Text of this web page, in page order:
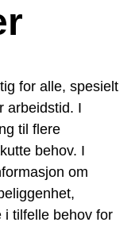
for alle, spesielt
arbeidstid. I
til flere
behov. I
om
tilfelle behov for